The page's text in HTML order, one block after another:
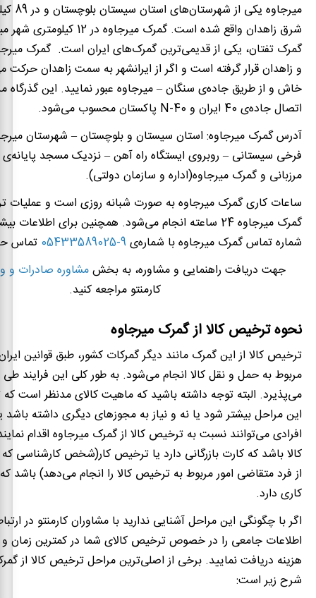
میرجاوه
شرق زاهدان واقع شده است. گمرک
گمرک تفتان، یکی از قدیمی‌ترین گمرک‌های ایران است. گمرک
و زاهدان قرار گرفته است و اگر از ایرانشهر به سمت زاهدان حرکت
خاش و از طریق جاده‌ی سنگان – میرجاوه عبور نمایید. این گذرگاه
اتصال جاده‌ی 40 ایران و
N-40 پاکستان محسوب می‌شود.
آدرس گمرک میرجاوه: استان سیستان و بلوچستان – شهرستان
فرخی سیستانی – روبروی ایستگاه راه آهن – نزدیک مسجد
مرزبانی و گمرک میرجاوه(اداره و سازمان دولتی).
ساعات کاری گمرک میرجاوهبه صورت شبانه روزی است و عملیات
گمرک میرجاوه24 ساعته
انجام می‌شود. همچنین برای اطلاعات
شماره تماس گمرک میرجاوه با شماره‌ی9-05433589025
تماس
جهت دریافت راهنمایی و مشاوره، به بخشمشاوره صادرات و
کارمنتو مراجعه کنید.
نحوه ترخیص کالا از گمرک میرجاوه
ترخیص کالا از این گمرک مانند دیگر گمرکات کشور، طبق قوانین
می‌پذیرد. البته توجه داشته باشید که ماهیت کالای مدنظر است
این مراحل بیشتر شود یا نه و نیاز به مجوزهای دیگری داشته باشد
افرادی می‌توانند نسبت به ترخیص کالا از گمرک میرجاوه اقدام
کالا باشد که کارت بازرگانی دارد یا ترخیص کار(شخص کارشناسی
از فرد متقاضی امور مربوط به ترخیص کالا را انجام می‌دهد) باشد
کاری دارد.
اگر با چگونگی این مراحل آشنایی ندارید با مشاوران کارمنتو در
اطلاعات جامعی را در خصوص ترخیص کالای شما در کمترین زمان و
هزینه دریافت نمایید. برخی از اصلی‌ترین مراحل ترخیص کالا از
شرح زیر است: